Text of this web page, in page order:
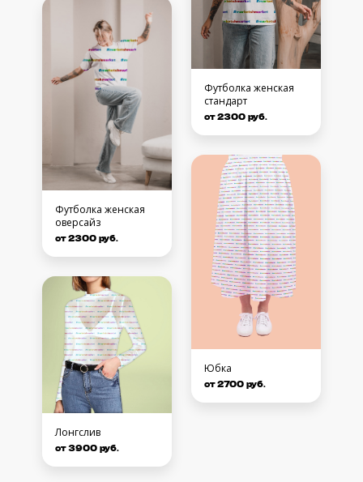
Футболка женская
оверсайз
от 2300 руб.
Лонгслив
от 3900 руб.
Футболка женская
стандарт
от 2300 руб.
Юбка
от 2700 руб.